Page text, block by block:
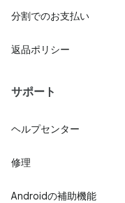
分割でのお支払い
返品ポリシー
サポート
ヘルプセンター
修理
Androidの補助機能